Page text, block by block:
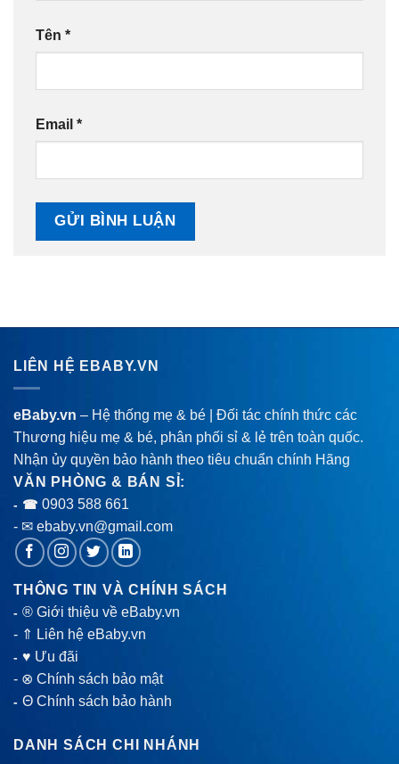
Tên *
Email *
LIÊN HỆ EBABY.VN
eBaby.vn – Hệ thống mẹ & bé | Đối tác chính thức các
Thương hiệu mẹ & bé, phân phối sỉ & lẻ trên toàn quốc.
Nhận ủy quyền bảo hành theo tiêu chuẩn chính Hãng
VĂN PHÒNG & BÁN SỈ:
- ☎ 0903 588 661
- ✉ ebaby.vn@gmail.com
THÔNG TIN VÀ CHÍNH SÁCH
-® Giới thiệu về eBaby.vn
- ⇑ Liên hệ eBaby.vn
-♥ Ưu đãi
- ⊗ Chính sách bảo mật
-Θ Chính sách bảo hành
DANH SÁCH CHI NHÁNH